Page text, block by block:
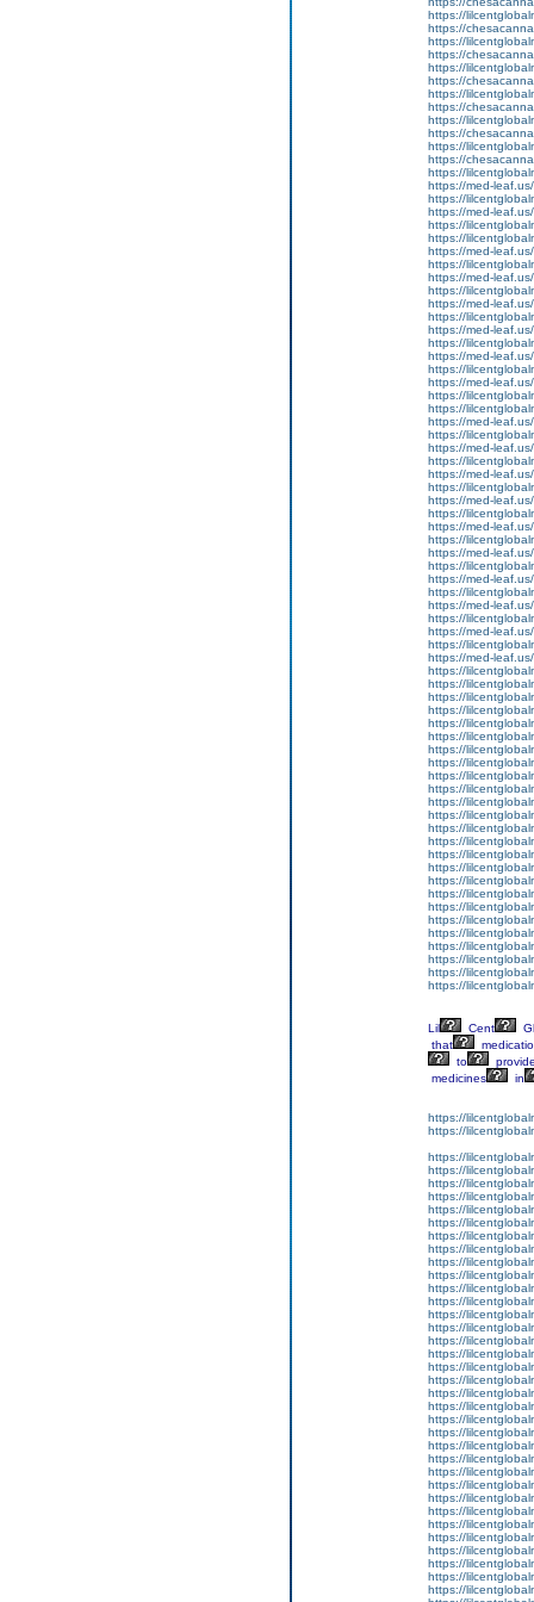
https://
https://
https://
https://
https://
https://
https://
https://
https://
https://
https://
https://
https://
https://med-leaf.us/
https://
https://med-leaf.us/
https://
https://
https://med-leaf.us/
https://
https://med-leaf.us/
https://
https://med-leaf.us/
https://
https://med-leaf.us/
https://
https://med-leaf.us/
https://
https://med-leaf.us/
https://
https://
https://med-leaf.us/
https://
https://med-leaf.us/
https://
https://med-leaf.us/
https://
https://med-leaf.us/
https://
https://med-leaf.us/
https://
https://med-leaf.us/
https://
https://med-leaf.us/
https://
https://med-leaf.us/
https://
https://med-leaf.us/
https://
https://med-leaf.us/
https://
https://
https://
https://
https://
https://
https://
https://
https://
https://
https://
https://
https://
https://
https://
https://
https://
https://
https://
https://
https://
https://
https://
https://
https://
Lil Cent
that
to
medicines
in
https://
https://
https://
https://
https://
https://
https://
https://
https://
https://
https://
https://
https://
https://
https://
https://
https://
https://
https://
https://
https://
https://
https://
https://
https://
https://
https://
https://
https://
https://
https://
https://
https://
https://
https://
https://